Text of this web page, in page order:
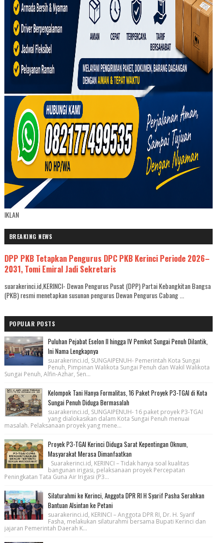
IKLAN
BREAKING NEWS
DPP PKB Tetapkan Pengurus DPC PKB Kerinci Periode 2026–
2031, Tomi Emiral Jadi Sekretaris
suarakerinci.id,KERINCI- Dewan Pengurus Pusat (DPP) Partai Kebangkitan Bangsa
(PKB) resmi menetapkan susunan pengurus Dewan Pengurus Cabang ...
POPULAR POSTS
Puluhan Pejabat Eselon II hingga IV Pemkot Sungai Penuh Dilantik,
Ini Nama Lengkapnya
suarakerinci.id, SUNGAIPENUH- Pemerintah Kota Sungai
Penuh, Pimpinan Walikota Sungai Penuh dan Wakil Walikota
Sungai Penuh, Alfin-Azhar, Sen...
Kelompok Tani Hanya Formalitas, 16 Paket Proyek P3-TGAI di Kota
Sungai Penuh Diduga Bermasalah
suarakerinci.id, SUNGAIPENUH- 16 paket proyek P3-TGAI
yang dialokasikan dalam Kota Sungai Penuh menuai
masalah. Pelaksanaan proyek yang mene...
Proyek P3-TGAI Kerinci Diduga Sarat Kepentingan Oknum,
Masyarakat Merasa Dimanfaatkan
Suarakerinci.id, KERINCI – Tidak hanya soal kualitas
bangunan irigasi, pelaksanaan proyek Percepatan
Peningkatan Tata Guna Air Irigasi (P3...
Silaturahmi ke Kerinci, Anggota DPR RI H Syarif Pasha Serahkan
Bantuan Alsintan ke Petani
suarakerinci.id, KERINCI – Anggota DPR RI, Dr. H. Syarif
Fasha, melakukan silaturahmi bersama Bupati Kerinci dan
jajaran Pemerintah Daerah K...